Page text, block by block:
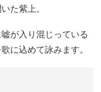
た紫上。
が入り混じっている
に込めて詠みます。